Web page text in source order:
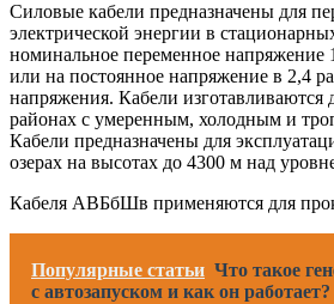
Силовые кабели предназначены для
электрической энергии в
номинальное переменное напряжение
или на постоянное напряжение в 2,4
напряжения. Кабели изготавливаются
районах с умеренным, холодным и
Кабели предназначены для
озерах на высотах до 4300 м над
Кабеля АВБбШв применяются для
Популярные статьи Что такое
с автозапуском и как он работает?